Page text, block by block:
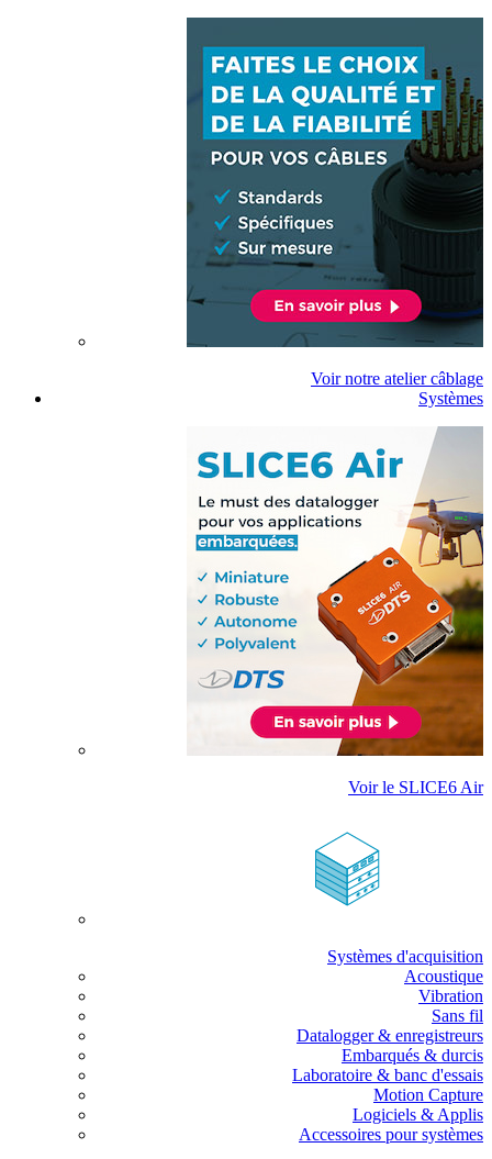
Voir notre atelier câblage
Systèmes
Voir le SLICE6 Air
Systèmes d'acquisition
Acoustique
Vibration
Sans fil
Datalogger & enregistreurs
Embarqués & durcis
Laboratoire & banc d'essais
Motion Capture
Logiciels & Applis
Accessoires pour systèmes